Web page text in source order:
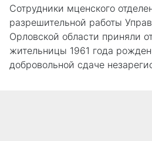
Сотрудники мценского
разрешительной работы
Орловской области приняли
жительницы 1961 года
добровольной сдаче